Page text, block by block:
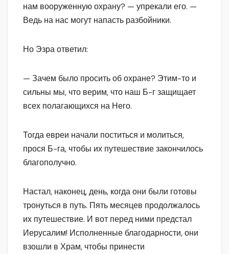
нам вооруженную охрану? — упрекали его. —
Ведь на нас могут напасть разбойники.
Но Эзра ответил:
— Зачем было просить об охране? Этим-то и
сильны мы, что верим, что наш Б-г защищает
всех полагающихся на Него.
Тогда евреи начали поститься и молиться,
прося Б-га, чтобы их путешествие закончилось
благополучно.
Настал, наконец, день, когда они были готовы
тронуться в путь. Пять месяцев продолжалось
их путешествие. И вот перед ними предстал
Иерусалим! Исполненные благодарности, они
взошли в Храм, чтобы принести